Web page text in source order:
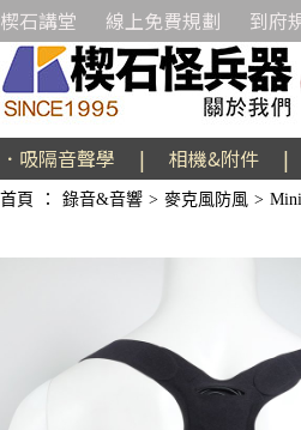
楔石講堂 線上免費規劃 到府
．吸隔音聲學 | 相機&附件 |
首頁 ： 錄音&音響 > 麥克風防風 >